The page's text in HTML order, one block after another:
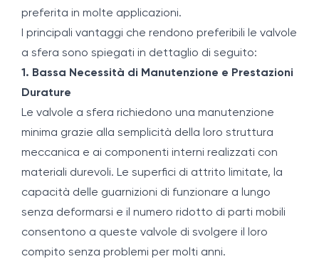
preferita in molte applicazioni.
I principali vantaggi che rendono preferibili le valvole
a sfera sono spiegati in dettaglio di seguito:
1. Bassa Necessità di Manutenzione e Prestazioni
Durature
Le valvole a sfera richiedono una manutenzione
minima grazie alla semplicità della loro struttura
meccanica e ai componenti interni realizzati con
materiali durevoli. Le superfici di attrito limitate, la
capacità delle guarnizioni di funzionare a lungo
senza deformarsi e il numero ridotto di parti mobili
consentono a queste valvole di svolgere il loro
compito senza problemi per molti anni.